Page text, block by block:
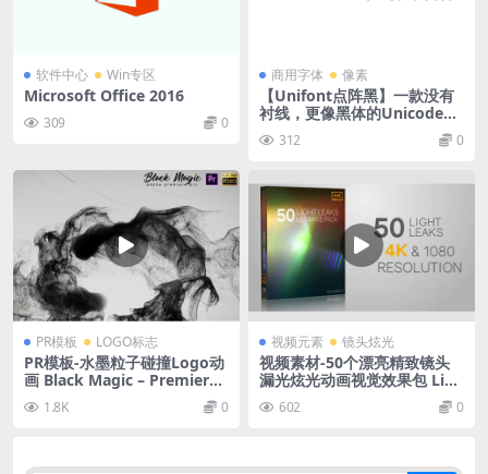
软件中心 Win专区
Microsoft Office 2016
309 0
商用字体 像素
【Unifont点阵黑】一款没有
衬线，更像黑体的Unicode字
体 312 0
PR模板 LOGO标志
PR模板-水墨粒子碰撞Logo动
画 Black Magic – Premiere
1.8K 0
视频元素 镜头炫光
视频素材-50个漂亮精致镜头
漏光炫光动画视觉效果包 Ligh
t Leak Visual Effects Packa
ge 602 0